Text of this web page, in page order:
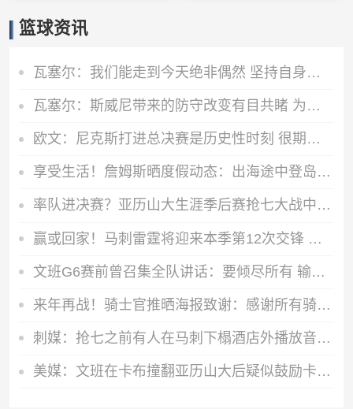
篮球资讯
瓦塞尔：我们能走到今天绝非偶然 坚持自身风格才是立足的根本
瓦塞尔：斯威尼带来的防守改变有目共睹 为他当主帅感到开心
欧文：尼克斯打进总决赛是历史性时刻 很期待看他们接下来的比赛
享受生活！詹姆斯晒度假动态：出海途中登岛与子女一同打高尔夫
率队进决赛？亚历山大生涯季后赛抢七大战中场均可以得到27.7分
赢或回家！马刺雷霆将迎来本季第12次交锋 也是历史第160场抢七！
文班G6赛前曾召集全队讲话：要倾尽所有 输球后就没有下一场了！
来年再战！骑士官推晒海报致谢：感谢所有骑士球迷本赛季的支持
刺媒：抢七之前有人在马刺下榻酒店外播放音乐 试图干扰球员休息
美媒：文班在卡布撞翻亚历山大后疑似鼓励卡布 我为你感到骄傲！